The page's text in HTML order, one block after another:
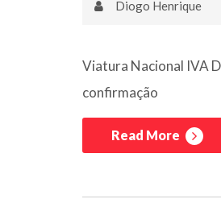
Diogo Henrique
Viatura Nacional IVA
confirmação
Read More